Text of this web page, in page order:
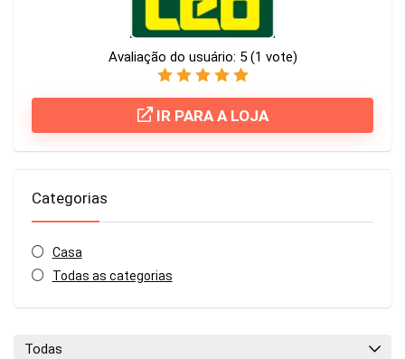
Avaliação do usuário: 5 (1 vote)
IR PARA A LOJA
Categorias
Casa
Todas as categorias
Todas